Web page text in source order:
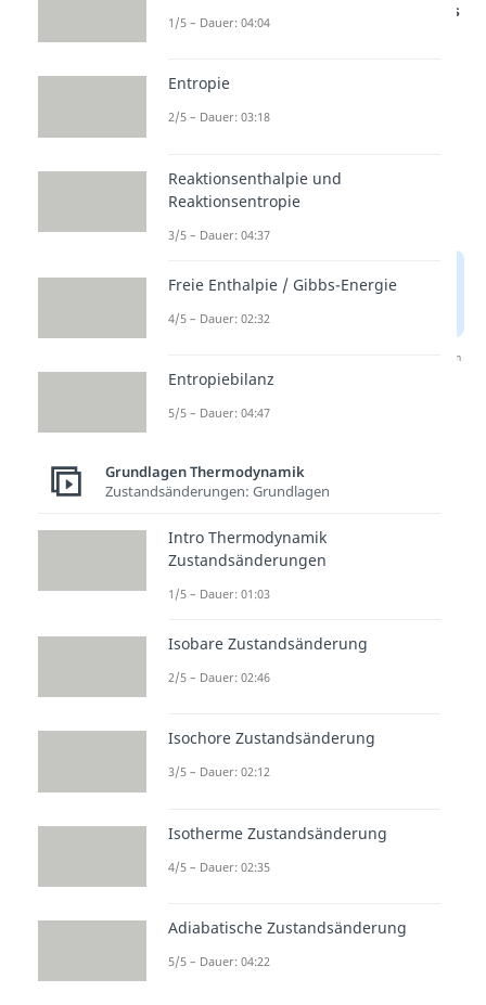
Studyflix vernetzt: Hier ein Video aus
einem anderen Bereich
Nach Beantwortung speichern wir deine Antwort, um
Studyflix zu verbessern. Mehr dazu erfährst du in
Wärmekapazität
zuführst, dann ändert sich seine
von verschiedenen Faktoren ab.
Du kannst dir leicht vorstellen,
umso mehr Wasser du zum
Beispiel erwärmen möchtest.
an Wasser und Milch, dann
benötigen wir zum Erreichen der
unterschiedlich viel Energie in
Form von Wärme. Wir haben hier
1/5 – Dauer: 04:04
Entropie
2/5 – Dauer: 03:18
Reaktionsenthalpie und
Reaktionsentropie
3/5 – Dauer: 04:37
Freie Enthalpie / Gibbs-Energie
4/5 – Dauer: 02:32
Entropiebilanz
5/5 – Dauer: 04:47
Grundlagen Thermodynamik
Zustandsänderungen: Grundlagen
Intro Thermodynamik
Zustandsänderungen
1/5 – Dauer: 01:03
Isobare Zustandsänderung
2/5 – Dauer: 02:46
Isochore Zustandsänderung
3/5 – Dauer: 02:12
Isotherme Zustandsänderung
4/5 – Dauer: 02:35
Adiabatische Zustandsänderung
5/5 – Dauer: 04:22